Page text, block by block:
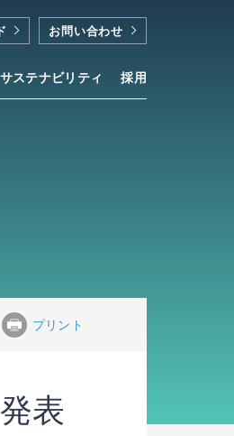
サステナビリティ 採用
お問い合わせ
プリント
表